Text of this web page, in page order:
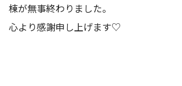
棟が無事終わりました。
心より感謝申し上げます♡